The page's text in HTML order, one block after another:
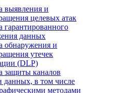
выявления и
целевых атак
гарантированного
данных
обнаружения и
утечек
(DLP)
защиты каналов
данных, в том числе
методами